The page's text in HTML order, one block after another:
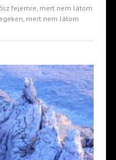
fejemre, mert nem látom
mert nem látom